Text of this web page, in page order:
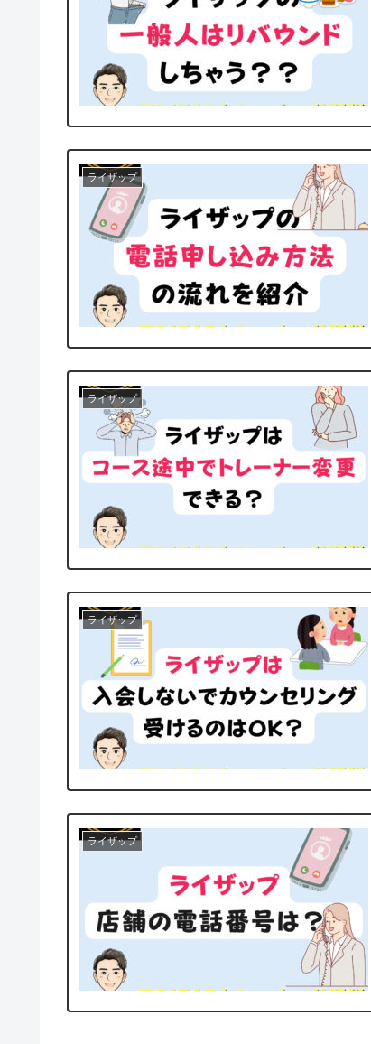
ライザップ
ライザップ
ライザップ
ライザップ